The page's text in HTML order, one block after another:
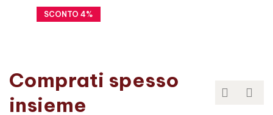
4%
Comprati spesso
insieme
 